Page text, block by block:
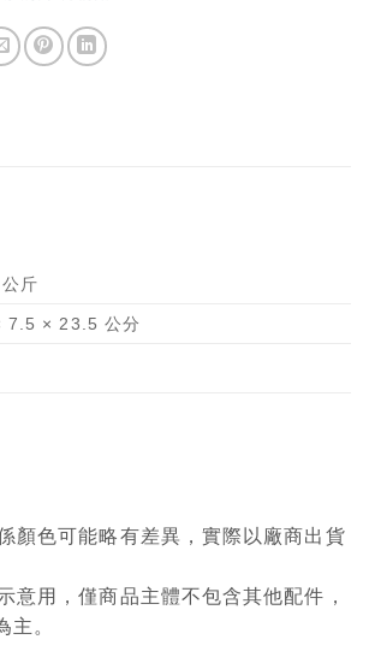
斤
7.5 × 23.5 公分
顏色可能略有差異，實際以廠商出貨
意用，僅商品主體不包含其他配件，
主。